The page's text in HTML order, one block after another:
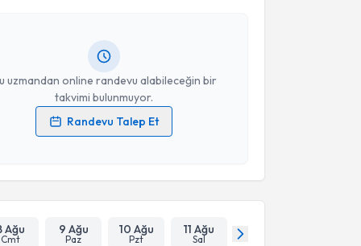
uzmandan online randevu alabileceğin bir
takvimi bulunmuyor.
Randevu Talep Et
randevu almanız için bir takvim hazırlandığında e-
verilerimin işlenmesine ilişkinAydınlatma Metni
Ağu
Cmt
9 Ağu
Paz
10 Ağu
Pzt
11 Ağu
Sal